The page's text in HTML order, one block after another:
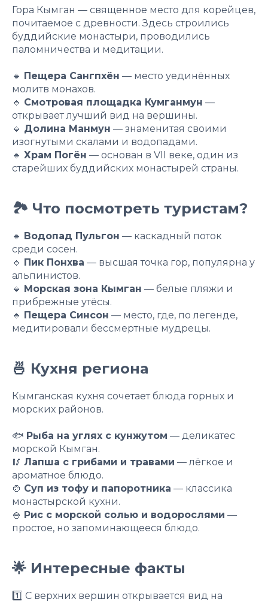
Гора Кымган — священное место для корейцев,
почитаемое с древности. Здесь строились
буддийские монастыри, проводились
паломничества и медитации.
🔹 Пещера Сангпхён — место уединённых
молитв монахов.
🔹 Смотровая площадка Кумганмун —
открывает лучший вид на вершины.
🔹 Долина Манмун — знаменитая своими
изогнутыми скалами и водопадами.
🔹 Храм Погён — основан в VII веке, один из
старейших буддийских монастырей страны.
🏞 Что посмотреть туристам?
🔹 Водопад Пульгон — каскадный поток
среди сосен.
🔹 Пик Понхва — высшая точка гор, популярна у
альпинистов.
🔹 Морская зона Кымган — белые пляжи и
прибрежные утёсы.
🔹 Пещера Синсон — место, где, по легенде,
медитировали бессмертные мудрецы.
🍜 Кухня региона
Кымганская кухня сочетает блюда горных и
морских районов.
🐟 Рыба на углях с кунжутом — деликатес
морской Кымган.
🥢 Лапша с грибами и травами — лёгкое и
ароматное блюдо.
🍲 Суп из тофу и папоротника — классика
монастырской кухни.
🍚 Рис с морской солью и водорослями —
простое, но запоминающееся блюдо.
🌟 Интересные факты
1️⃣ С верхних вершин открывается вид на